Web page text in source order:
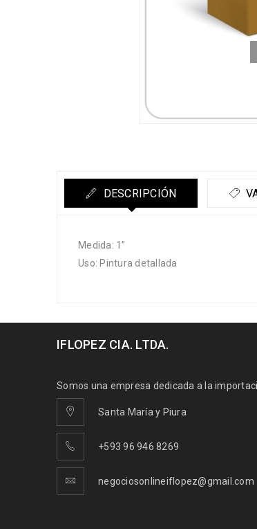
DESCRIPCIÓN
Medida: 1”
Uso: Pintura detallada
IFLOPEZ CIA. LTDA.
Somos una empresa dedicada a la
Santa María y Piura
+593 96 946 8269
negociosonlineiflopez@gmail.com